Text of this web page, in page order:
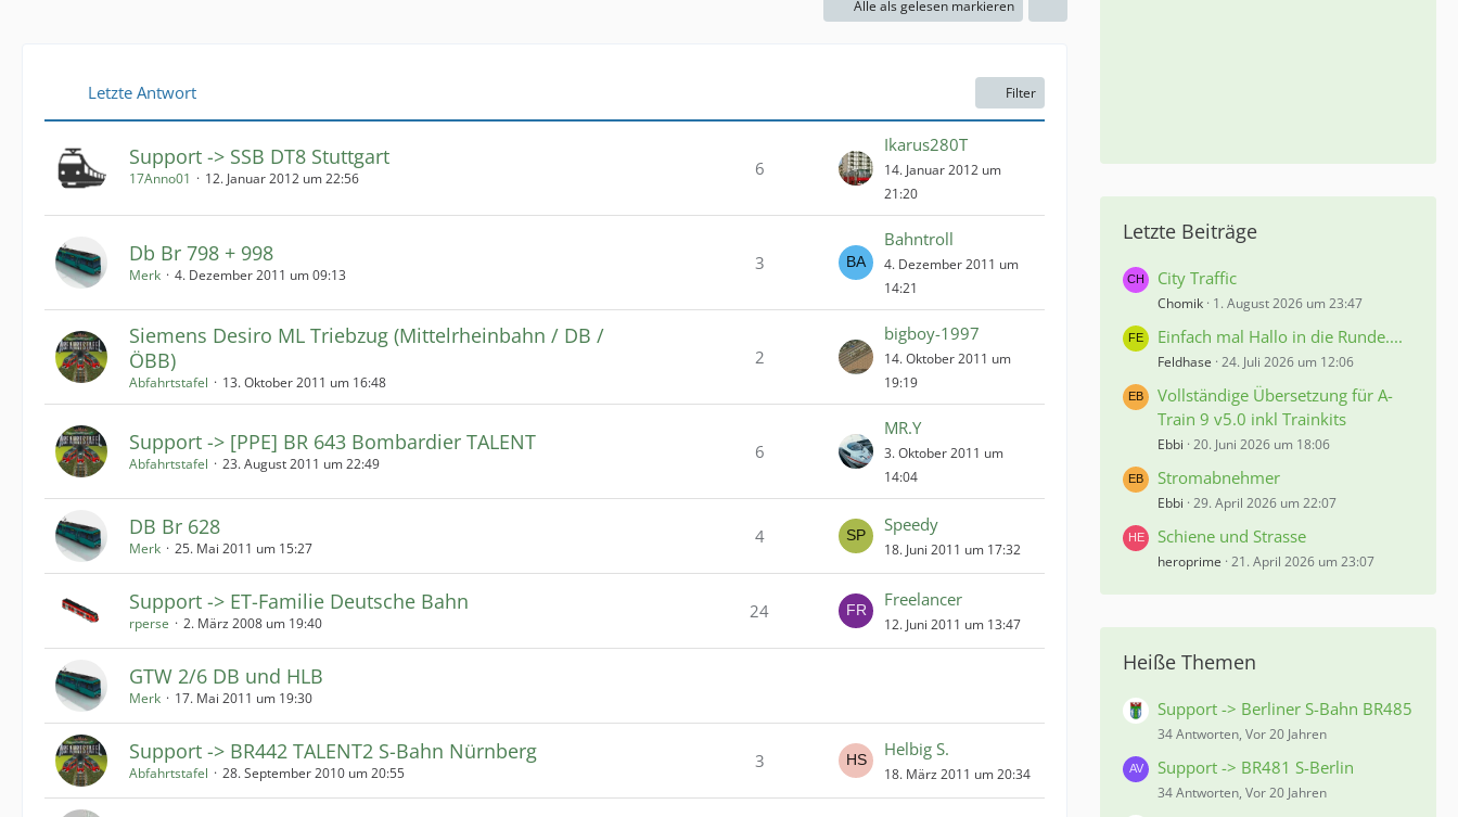
Alle als gelesen markieren
Letzte Antwort Filter
Support -> SSB DT8 Stuttgart
17Anno01 12. Januar 2012 um 22:56 6
Ikarus280T
14. Januar 2012 um
21:20
Db Br 798 + 998
Merk 4. Dezember 2011 um 09:13
3
Bahntroll
4. Dezember 2011 um
14:21
Siemens Desiro ML Triebzug (Mittelrheinbahn / DB /
ÖBB)
Abfahrtstafel 13. Oktober 2011 um 16:48
2
bigboy-1997
14. Oktober 2011 um
19:19
Support -> [PPE] BR 643 Bombardier TALENT
Abfahrtstafel 23. August 2011 um 22:49
6
MR.Y
3. Oktober 2011 um
14:04
DB Br 628
Merk 25. Mai 2011 um 15:27
4
Speedy
18. Juni 2011 um 17:32
Support -> ET-Familie Deutsche Bahn
rperse 2. März 2008 um 19:40
24
Freelancer
12. Juni 2011 um 13:47
GTW 2/6 DB und HLB
Merk 17. Mai 2011 um 19:30
Support -> BR442 TALENT2 S-Bahn Nürnberg
Abfahrtstafel 28. September 2010 um 20:55
3
Helbig S.
18. März 2011 um 20:34
Letzte Beiträge
City Traffic
Chomik 1. August 2026 um 23:47
Einfach mal Hallo in die Runde....
Feldhase 24. Juli 2026 um 12:06
Vollständige Übersetzung für A-
Train 9 v5.0 inkl Trainkits
Ebbi 20. Juni 2026 um 18:06
Stromabnehmer
Ebbi 29. April 2026 um 22:07
Schiene und Strasse
heroprime 21. April 2026 um 23:07
Heiße Themen
Support -> Berliner S-Bahn BR485
34 Antworten, Vor 20 Jahren
Support -> BR481 S-Berlin
34 Antworten, Vor 20 Jahren